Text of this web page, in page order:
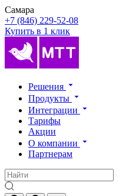
Самара
+7 (846) 229-52-08
Купить в 1 клик
Решения
Продукты
Интеграции
Тарифы
Акции
О компании
Партнерам